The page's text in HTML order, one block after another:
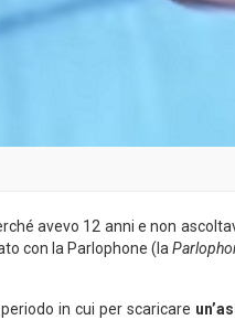
avevo 12 anni e non
con la Parlophone (la
in cui per scaricare